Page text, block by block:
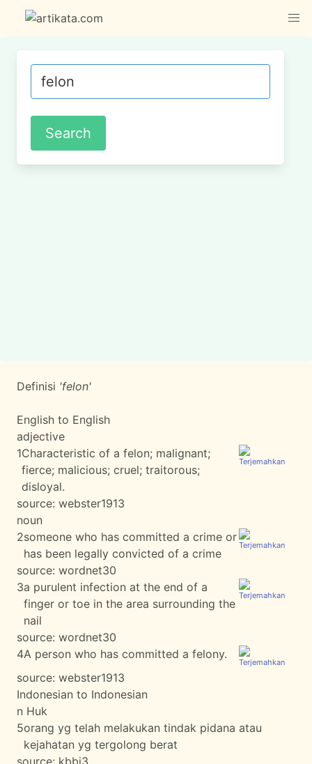
Definisi 'felon'
English to English
adjective
1Characteristic of a felon; malignant;
fierce; malicious; cruel; traitorous;
disloyal.
source: webster1913
noun
2someone who has committed a crime or
has been legally convicted of a crime
source: wordnet30
3a purulent infection at the end of a
finger or toe in the area surrounding the
nail
source: wordnet30
4A person who has committed a felony.
source: webster1913
Indonesian to Indonesian
n Huk
5orang yg telah melakukan tindak pidana atau
kejahatan yg tergolong berat
source: kbbi3